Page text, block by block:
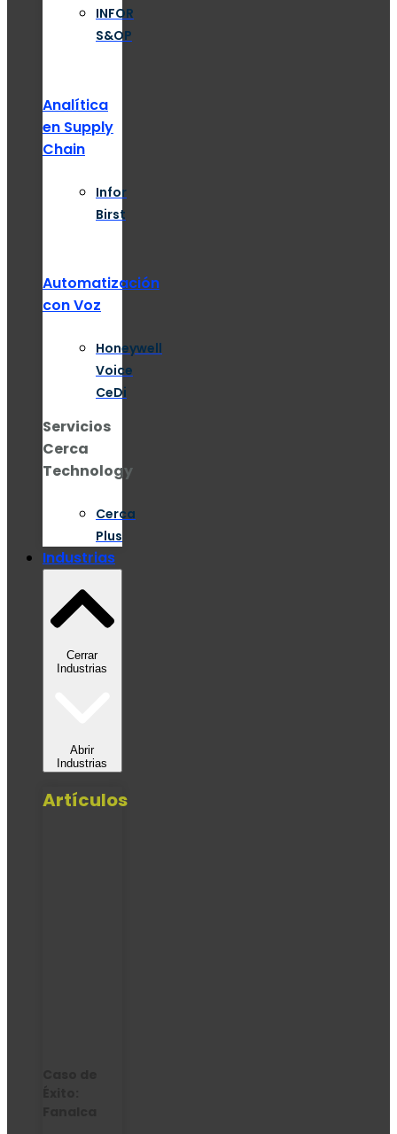
INFOR
S&OP
Analítica
en Supply
Chain
Infor
Birst
Automatización
con Voz
Honeywell
Voice
CeDi
Servicios
Cerca
Technology
Cerca
Plus
Industrias
Cerrar
Industrias
Abrir
Industrias
Artículos